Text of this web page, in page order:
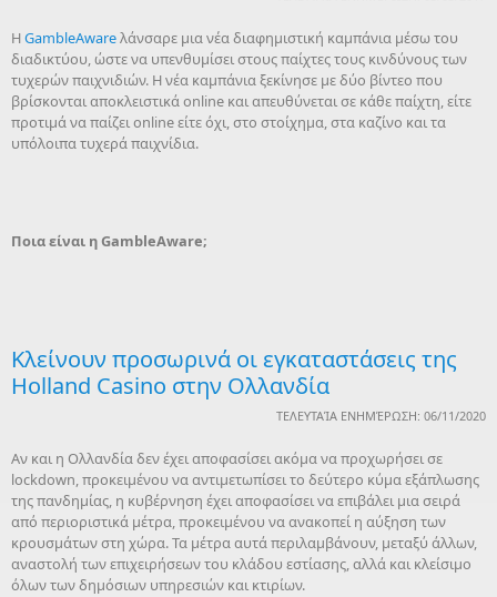
HGambleAwareλάνσαρε μια νέα διαφημιστική καμπάνια μέσω του
διαδικτύου, ώστε να υπενθυμίσει στους παίχτες τους κινδύνους των
τυχερών παιχνιδιών. Η νέα καμπάνια ξεκίνησε με δύο βίντεο που
βρίσκονται αποκλειστικά online και απευθύνεται σε κάθε παίχτη, είτε
προτιμά να παίζει online είτε όχι, στο στοίχημα, στα καζίνο και τα
υπόλοιπα τυχερά παιχνίδια.
Ποια είναι η GambleAware;
Κλείνουν προσωρινά οι εγκαταστάσεις της
Holland Casino στην Ολλανδία
ΤΕΛΕΥΤΑΊΑ ΕΝΗΜΈΡΩΣΗ: 06/11/2020
Αν και η Ολλανδία δεν έχει αποφασίσει ακόμα να προχωρήσει σε
lockdown, προκειμένου να αντιμετωπίσει το δεύτερο κύμα εξάπλωσης
της πανδημίας, η κυβέρνηση έχει αποφασίσει να επιβάλει μια σειρά
από περιοριστικά μέτρα, προκειμένου να ανακοπεί η αύξηση των
κρουσμάτων στη χώρα. Τα μέτρα αυτά περιλαμβάνουν, μεταξύ άλλων,
αναστολή των επιχειρήσεων του κλάδου εστίασης, αλλά και κλείσιμο
όλων των δημόσιων υπηρεσιών και κτιρίων.